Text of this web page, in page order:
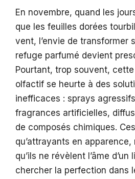
En novembre, quand les
que les feuilles dorées
vent, l’envie de transformer
refuge parfumé devient
Pourtant, trop souvent,
olfactif se heurte à des
inefficaces : sprays
fragrances artificielles,
de composés chimiques.
qu’attrayants en
qu’ils ne révèlent l’âme
chercher la perfection dans